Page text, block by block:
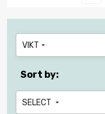
VIKT 
Sort by:
SELECT 